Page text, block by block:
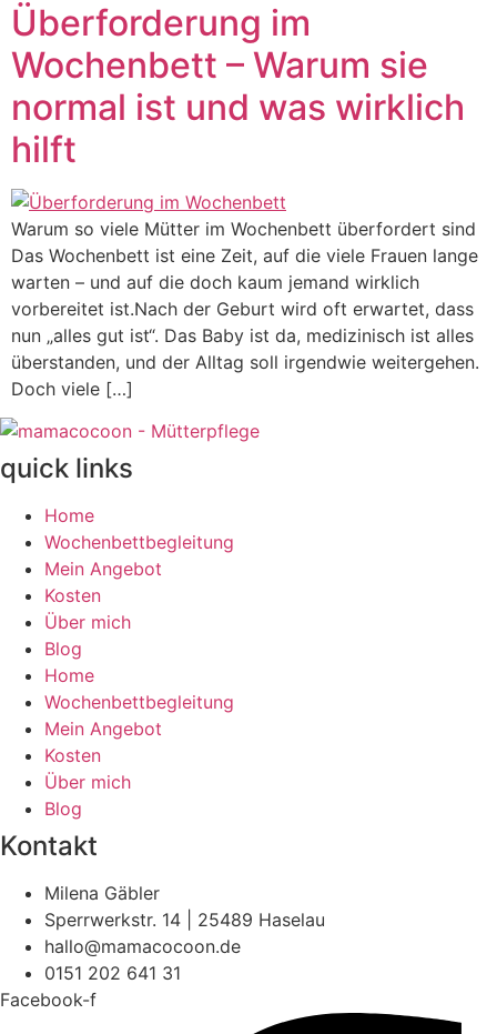
Überforderung im
Wochenbett – Warum sie
normal ist und was wirklich
hilft
Warum so viele Mütter im Wochenbett überfordert sind
Das Wochenbett ist eine Zeit, auf die viele Frauen lange
warten – und auf die doch kaum jemand wirklich
vorbereitet ist.Nach der Geburt wird oft erwartet, dass
nun „alles gut ist“. Das Baby ist da, medizinisch ist alles
überstanden, und der Alltag soll irgendwie weitergehen.
Doch viele […]
quick links
Home
Wochenbettbegleitung
Mein Angebot
Kosten
Über mich
Blog
Home
Wochenbettbegleitung
Mein Angebot
Kosten
Über mich
Blog
Kontakt
Milena Gäbler
Sperrwerkstr. 14 | 25489 Haselau
hallo@mamacocoon.de
0151 202 641 31
Facebook-f